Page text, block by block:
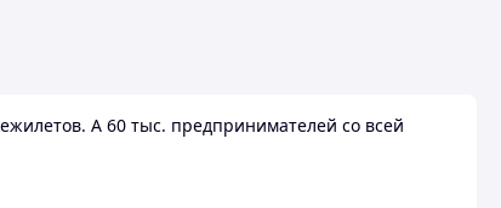
А 60 тыс. предпринимателей со всей